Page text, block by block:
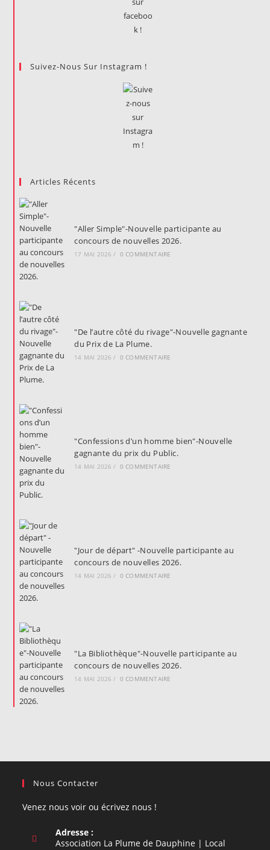
Suivez-Nous Sur Instagram !
Articles Récents
"Aller Simple"-Nouvelle participante au
concours de nouvelles 2026.
17 MAI 2026 / 0 COMMENTAIRE
"De l’autre côté du rivage"-Nouvelle gagnante
du Prix de La Plume.
14 MAI 2026 / 0 COMMENTAIRE
"Confessions d’un homme bien"-Nouvelle
gagnante du prix du Public.
14 MAI 2026 / 0 COMMENTAIRE
"Jour de départ" -Nouvelle participante au
concours de nouvelles 2026.
14 MAI 2026 / 0 COMMENTAIRE
"La Bibliothèque"-Nouvelle participante au
concours de nouvelles 2026.
14 MAI 2026 / 0 COMMENTAIRE
Nous Contacter
Venez nous voir ou écrivez nous !
Adresse :
Association La Plume de Dauphine | Local